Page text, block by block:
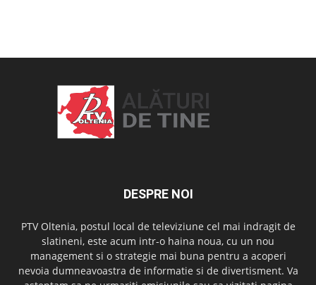
DESPRE NOI
PTV Oltenia, postul local de televiziune cel mai indragit de
slatineni, este acum intr-o haina noua, cu un nou
management si o strategie mai buna pentru a acoperi
nevoia dumneavoastra de informatie si de divertisment. Va